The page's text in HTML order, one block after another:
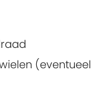
(eventueel